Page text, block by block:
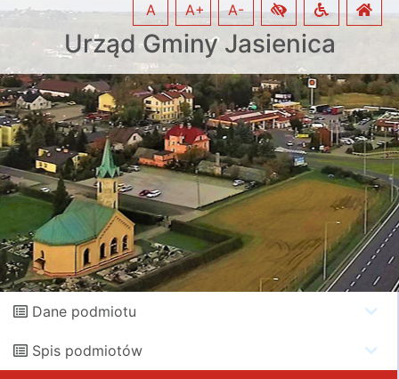
Urząd Gminy Jasienica
A A+ A-
Dane podmiotu
Spis podmiotów